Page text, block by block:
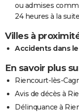
ou admises
24 heures à la
Villes à
Accidents dans
En savoir plus
Riencourt-lès-
Avis de décès à
Délinquance à